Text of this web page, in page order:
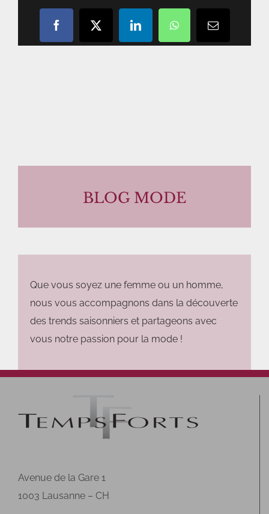
FacebookX LinkedInWhatsAppCourriel
/
BLOG MODE
Que vous soyez une femme ou un homme,
nous vous accompagnons dans la découverte
des trends saisonniers et partageons avec
vous notre passion pour la mode !
Avenue de la Gare 1
1003 Lausanne – CH